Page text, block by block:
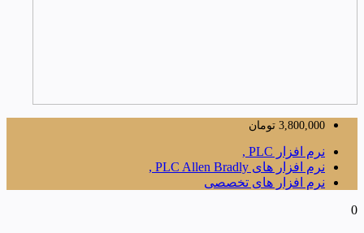
3,800,000 تومان
نرم افزار PLC ,
نرم افزار های PLC Allen Bradly ,
نرم افزار های تخصصی
0